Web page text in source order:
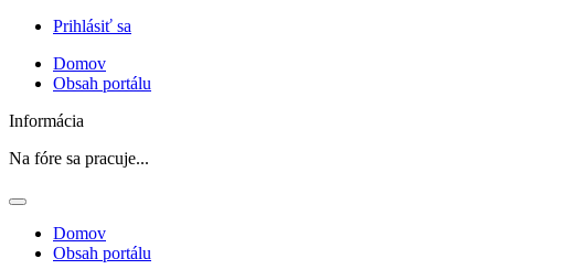
Prihlásiť sa
Domov
Obsah portálu
Informácia
Na fóre sa pracuje...
Domov
Obsah portálu